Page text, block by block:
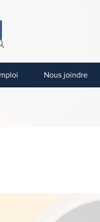
Nous joindre